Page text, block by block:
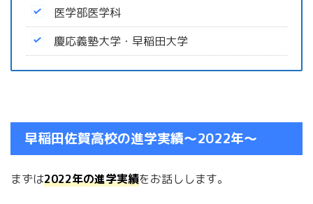
医学部医学科
慶応義塾大学・早稲田大学
早稲田佐賀高校の進学実績〜2022年〜
まずは2022年の進学実績をお話しします。